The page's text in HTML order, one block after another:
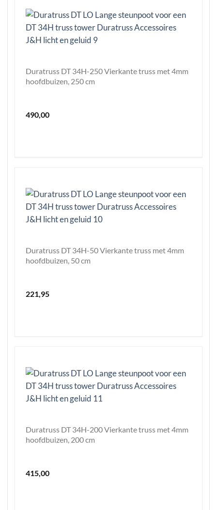
Duratruss DT 34H-250 Vierkante truss met 4mm
hoofdbuizen, 250 cm
490,00
Duratruss DT 34H-50 Vierkante truss met 4mm
hoofdbuizen, 50 cm
221,95
Duratruss DT 34H-200 Vierkante truss met 4mm
hoofdbuizen, 200 cm
415,00